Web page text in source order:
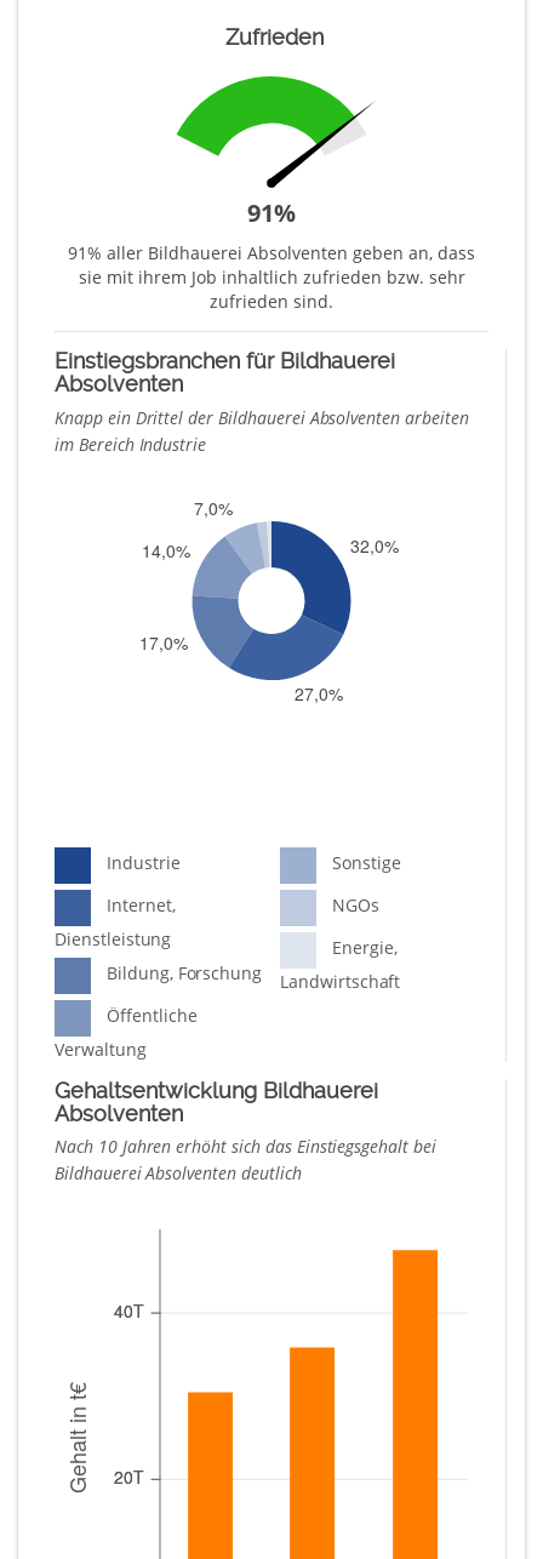
Zufrieden
91%
91% aller Bildhauerei Absolventen geben an, dass
sie mit ihrem Job inhaltlich zufrieden bzw. sehr
zufrieden sind.
Einstiegsbranchen für Bildhauerei
Absolventen
Knapp ein Drittel der Bildhauerei Absolventen arbeiten
im Bereich Industrie
Industrie
Internet,
Dienstleistung
Bildung, Forschung
Öffentliche
Verwaltung
Sonstige
NGOs
Energie,
Landwirtschaft
Gehaltsentwicklung Bildhauerei
Absolventen
Nach 10 Jahren erhöht sich das Einstiegsgehalt bei
Bildhauerei Absolventen deutlich